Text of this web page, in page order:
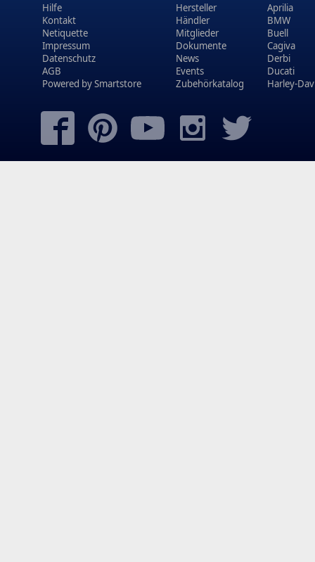
Hilfe
Kontakt
Netiquette
Impressum
Datenschutz
AGB
Powered bySmartstore
Hersteller
Händler
Mitglieder
Dokumente
News
Events
Zubehörkatalog
Aprilia
BMW
Buell
Cagiva
Derbi
Ducati
Harley-